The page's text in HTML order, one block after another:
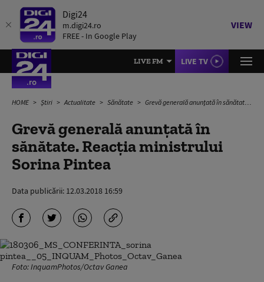
Digi24
m.digi24.ro
FREE - In Google Play
VIEW
LIVE FM LIVE TV
HOME Știri Actualitate Sănătate Grevă generală anunțată în sănătate. Reacția ministrului Sorina Pintea
Grevă generală anunțată în
sănătate. Reacția ministrului
Sorina Pintea
Data publicării: 12.03.2018 16:59
Foto: InquamPhotos/Octav Ganea